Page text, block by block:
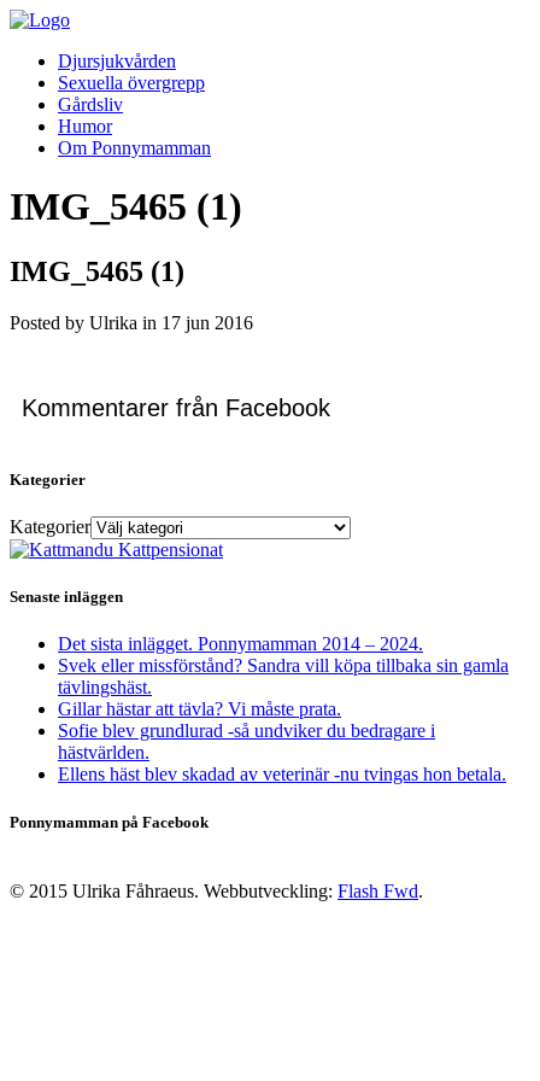
Djursjukvården
Sexuella övergrepp
Gårdsliv
Humor
Om Ponnymamman
IMG_5465 (1)
IMG_5465 (1)
Posted by Ulrika in 17 jun 2016
Kommentarer från Facebook
Kategorier
Kategorier
Senaste inläggen
Det sista inlägget. Ponnymamman 2014 – 2024.
Svek eller missförstånd? Sandra vill köpa tillbaka sin gamla
tävlingshäst.
Gillar hästar att tävla? Vi måste prata.
Sofie blev grundlurad -så undviker du bedragare i
hästvärlden.
Ellens häst blev skadad av veterinär -nu tvingas hon betala.
Ponnymamman på Facebook
© 2015 Ulrika Fåhraeus. Webbutveckling: Flash Fwd.